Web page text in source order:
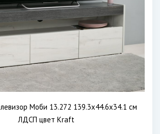
Моби 13.272 139.3х44.6х34.1 см
ЛДСП цвет Kraft